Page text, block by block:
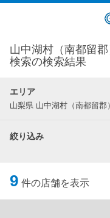
山中湖村（南都留
検索の検索結果
エリア
山梨県 山中湖村（南都留郡）
絞り込み
9 件の店舗を表示